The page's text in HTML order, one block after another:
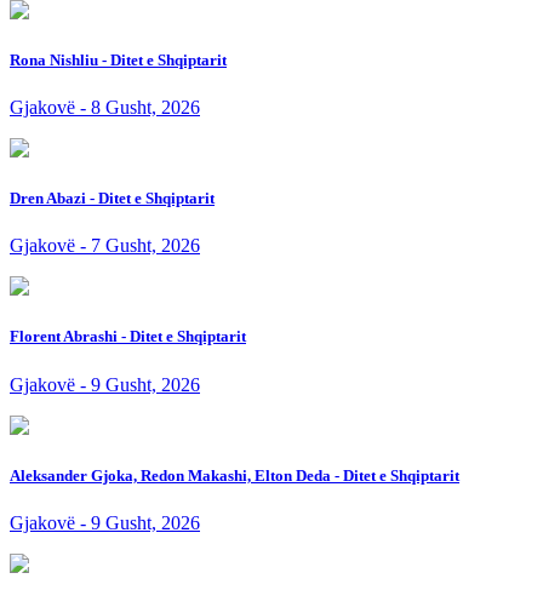
Rona Nishliu - Ditet e Shqiptarit
Gjakovë - 8 Gusht, 2026
Dren Abazi - Ditet e Shqiptarit
Gjakovë - 7 Gusht, 2026
Florent Abrashi - Ditet e Shqiptarit
Gjakovë - 9 Gusht, 2026
Aleksander Gjoka, Redon Makashi, Elton Deda - Ditet e Shqiptarit
Gjakovë - 9 Gusht, 2026